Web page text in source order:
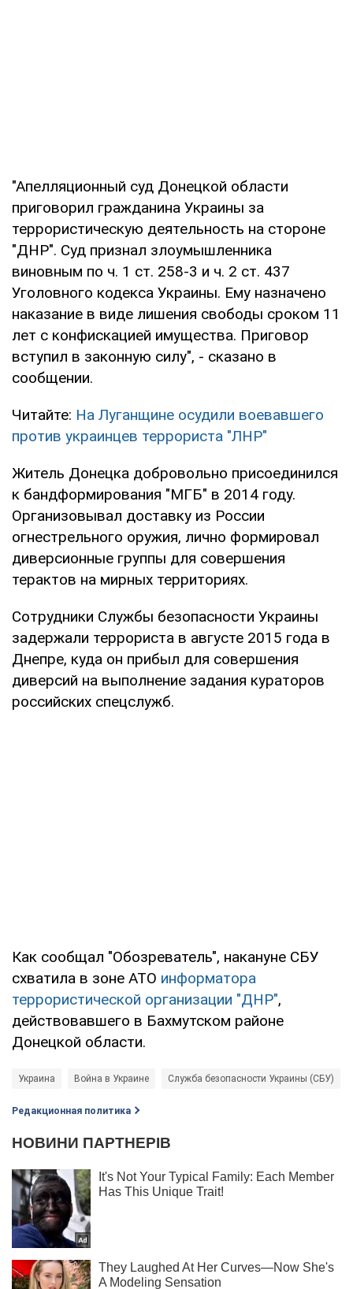
"Апелляционный суд Донецкой области
приговорил гражданина Украины за
террористическую деятельность на стороне
"ДНР". Суд признал злоумышленника
виновным по ч. 1 ст. 258-3 и ч. 2 ст. 437
Уголовного кодекса Украины. Ему назначено
наказание в виде лишения свободы сроком 11
лет с конфискацией имущества. Приговор
вступил в законную силу", - сказано в
сообщении.
Читайте: На Луганщине осудили воевавшего
против украинцев террориста "ЛНР"
Житель Донецка добровольно присоединился
к бандформирования "МГБ" в 2014 году.
Организовывал доставку из России
огнестрельного оружия, лично формировал
диверсионные группы для совершения
терактов на мирных территориях.
Сотрудники Службы безопасности Украины
задержали террориста в августе 2015 года в
Днепре, куда он прибыл для совершения
диверсий на выполнение задания кураторов
российских спецслужб.
Как сообщал "Обозреватель", накануне СБУ
схватила в зоне АТО информатора
террористической организации "ДНР",
действовавшего в Бахмутском районе
Донецкой области.
Украина Война в Украине Служба безопасности Украины (СБУ)
Редакционная политика